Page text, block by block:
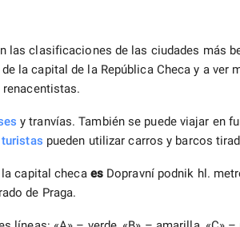
las clasificaciones de las ciudades más
la capital de la República Checa y a ver
renacentistas.
y tranvías. También se puede viajar en
pueden utilizar carros y barcos
capital checa esDopravní podnik hl.
de Praga.